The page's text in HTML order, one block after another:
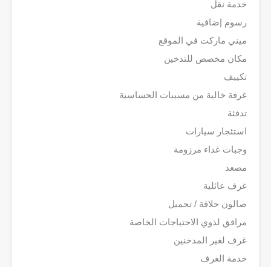
خدمة نقل
رسوم إضافية
ميني ماركت في الموقع
مكان مخصص للتدخين
تكييف
غرفة خالية من مسببات الحساسية
تدفئة
استئجار سيارات
وجبات غداء مرزومة
مصعد
غرف عائلية
صالون حلاقة / تجميل
مرافق لذوي الاحتياجات الخاصة
غرف لغير المدخنين
خدمة الغرف